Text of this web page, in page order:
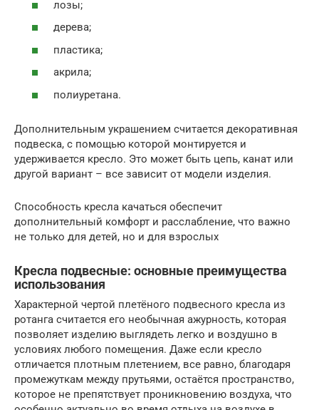
лозы;
дерева;
пластика;
акрила;
полиуретана.
Дополнительным украшением считается декоративная
подвеска, с помощью которой монтируется и
удерживается кресло. Это может быть цепь, канат или
другой вариант – все зависит от модели изделия.
Способность кресла качаться обеспечит
дополнительный комфорт и расслабление, что важно
не только для детей, но и для взрослых
Кресла подвесные: основные преимущества
использования
Характерной чертой плетёного подвесного кресла из
ротанга считается его необычная ажурность, которая
позволяет изделию выглядеть легко и воздушно в
условиях любого помещения. Даже если кресло
отличается плотным плетением, все равно, благодаря
промежуткам между прутьями, остаётся пространство,
которое не препятствует проникновению воздуха, что